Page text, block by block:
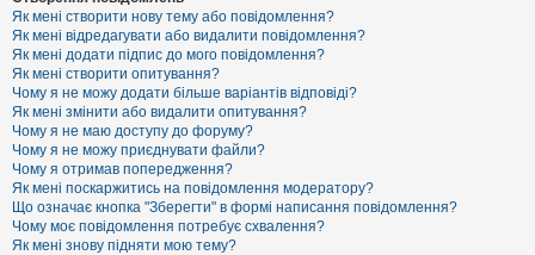
й
А
к
т
и
в
н
і
т
е
м
и
Як мені створити нову тему або повідомлення?
Як мені відредагувати або видалити повідомлення?
Як мені додати підпис до мого повідомлення?
Як мені створити опитування?
Чому я не можу додати більше варіантів відповіді?
Як мені змінити або видалити опитування?
Чому я не маю доступу до форуму?
Чому я не можу приєднувати файли?
Чому я отримав попередження?
Як мені поскаржитись на повідомлення модератору?
Що означає кнопка "Зберегти" в формі написання повідомлення?
Чому моє повідомлення потребує схвалення?
Як мені знову підняти мою тему?